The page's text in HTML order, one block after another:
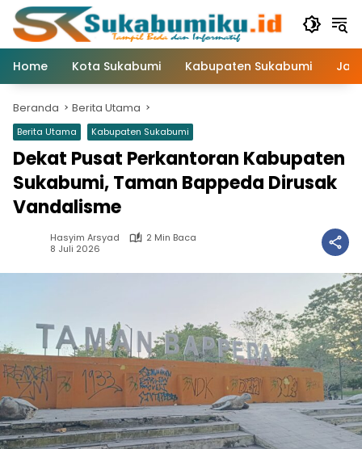
Langsung
konten
Home
Kota Sukabumi Kabupaten Sukabumi
Beranda Berita Utama
Berita Utama Kabupaten Sukabumi
Dekat Pusat Perkantoran Kabupaten
Sukabumi, Taman Bappeda Dirusak
Vandalisme
Hasyim Arsyad
2 Min Baca
8 Juli 2026